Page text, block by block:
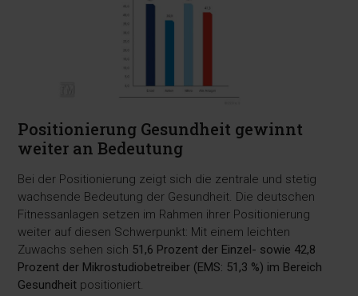
Positionierung Gesundheit gewinnt
weiter an Bedeutung
Bei der Positionierung zeigt sich die zentrale und stetig
wachsende Bedeutung der Gesundheit. Die deutschen
Fitnessanlagen setzen im Rahmen ihrer Positionierung
weiter auf diesen Schwerpunkt: Mit einem leichten
Zuwachs sehen sich 51,6 Prozent der Einzel- sowie 42,8
Prozent der Mikrostudiobetreiber (EMS: 51,3 %) im Bereich
Gesundheit positioniert.